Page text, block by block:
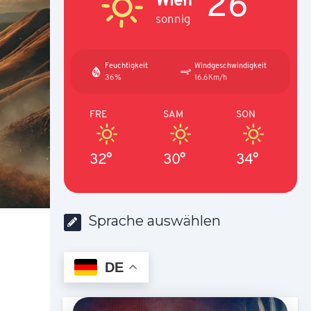
sonnig
Feuchtigkeit
36%
Windgeschwindigkeit
16.6Km/h
FRE
32°
SAM
30°
SON
34°
Sprache auswählen
DE